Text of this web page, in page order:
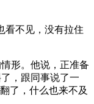
不见，没有拉住
形。他说，正准备
，跟同事说了一
了，什么也来不及